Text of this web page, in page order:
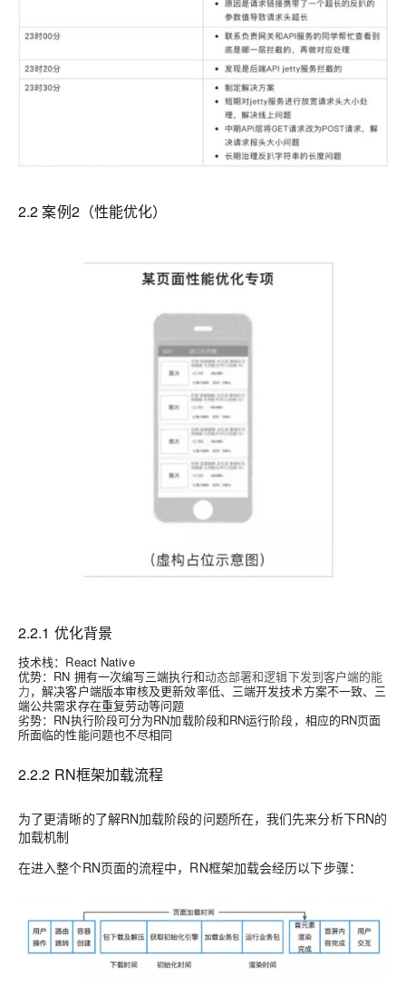
2.2 案例2（性能优化）
2.2.1 优化背景
技术栈：React Native
优势：RN 拥有一次编写三端执行和动态部署和逻辑下发到客户端的能
力，解决客户端版本审核及更新效率低、三端开发技术方案不一致、三
端公共需求存在重复劳动等问题
劣势：RN执行阶段可分为RN加载阶段和RN运行阶段，相应的RN页面
所面临的性能问题也不尽相同
2.2.2 RN框架加载流程
为了更清晰的了解RN加载阶段的问题所在，我们先来分析下RN的
加载机制
在进入整个RN页面的流程中，RN框架加载会经历以下步骤：